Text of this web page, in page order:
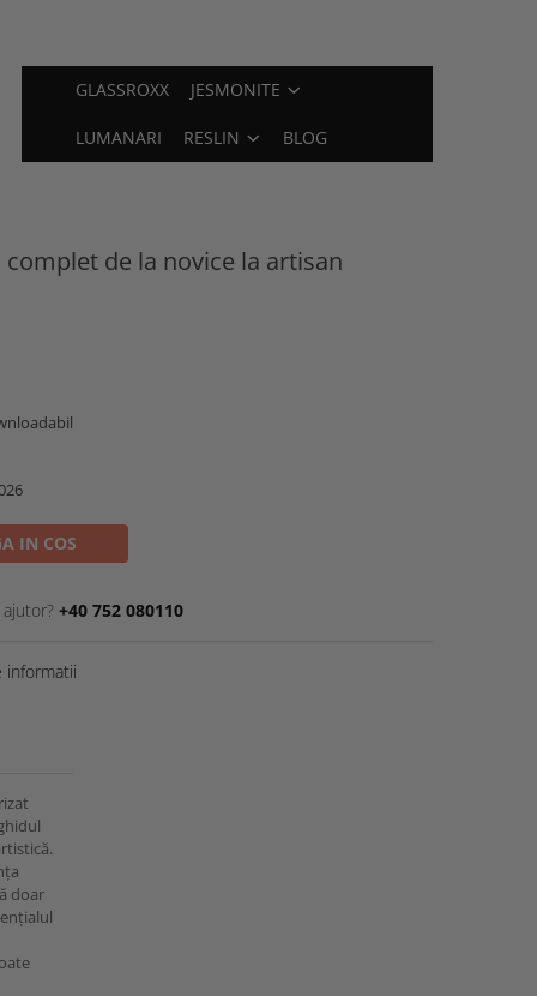
GLASSROXX JESMONITE
LUMANARI RESLIN BLOG
complet de la novice la artisan
IN COS
+40 752 080110
informatii
doar